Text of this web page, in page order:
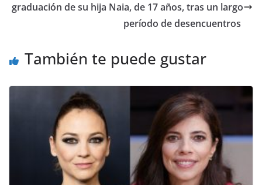
graduación de su hija Naia, de 17 años, tras un largo
período de desencuentros
También te puede gustar